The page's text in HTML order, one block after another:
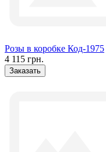
Розы в коробке Код-1975
4 115 грн.
Заказать